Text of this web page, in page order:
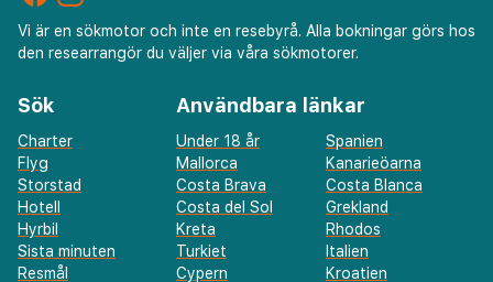
Vi är en sökmotor och inte en resebyrå. Alla bokningar görs hos
den researrangör du väljer via våra sökmotorer.
Sök
Charter
Flyg
Storstad
Hotell
Hyrbil
Sista minuten
Resmål
Användbara länkar
Under 18 år
Spanien
Mallorca
Kanarieöarna
Costa Brava
Costa Blanca
Costa del Sol
Grekland
Kreta
Rhodos
Turkiet
Italien
Cypern
Kroatien